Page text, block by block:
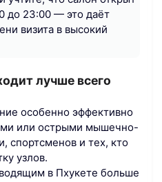
до 23:00 — это даёт
визита в высокий
лучше всего
особенно эффективно
или острыми мышечно-
спортсменов и тех, кто
узлов.
в Пхукете больше